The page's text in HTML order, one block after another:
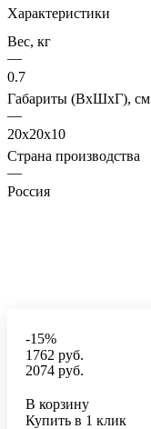
Характеристики
Вес, кг
—
0.7
Габариты (ВхШхГ), см
—
20x20x10
Страна производства
—
Россия
-15%
1762 руб.
2074 руб.
В корзину
Купить в 1 клик